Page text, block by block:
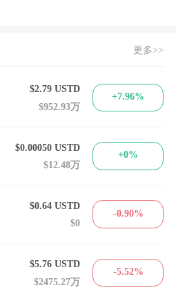
更多>>
$2.79USTD
$952.93万
+7.96%
$0.00050USTD
$12.48万
+0%
$0.64USTD
$0
-0.90%
$5.76USTD
$2475.27万
-5.52%